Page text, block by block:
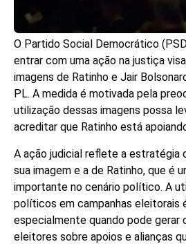
O Partido Social Democrático
entrar com uma ação na justiça
imagens de Ratinho e Jair
PL. A medida é motivada pela
utilização dessas imagens possa
acreditar que Ratinho está
A ação judicial reflete a estratégia
sua imagem e a de Ratinho, que é
importante no cenário político. A
políticos em campanhas eleitorais
especialmente quando pode gerar
eleitores sobre apoios e alianças